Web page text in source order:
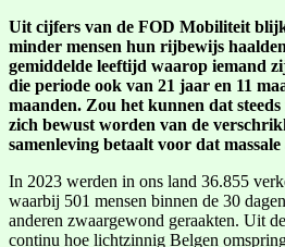
Uit cijfers van de FOD Mobiliteit
minder mensen hun rijbewijs
gemiddelde leeftijd waarop iemand
die periode ook van 21 jaar en 11
maanden. Zou het kunnen dat
zich bewust worden van de
samenleving betaalt voor dat
In 2023 werden in ons land 36.855
waarbij 501 mensen binnen de 30
anderen zwaargewond geraakten. Uit
continu hoe lichtzinnig Belgen